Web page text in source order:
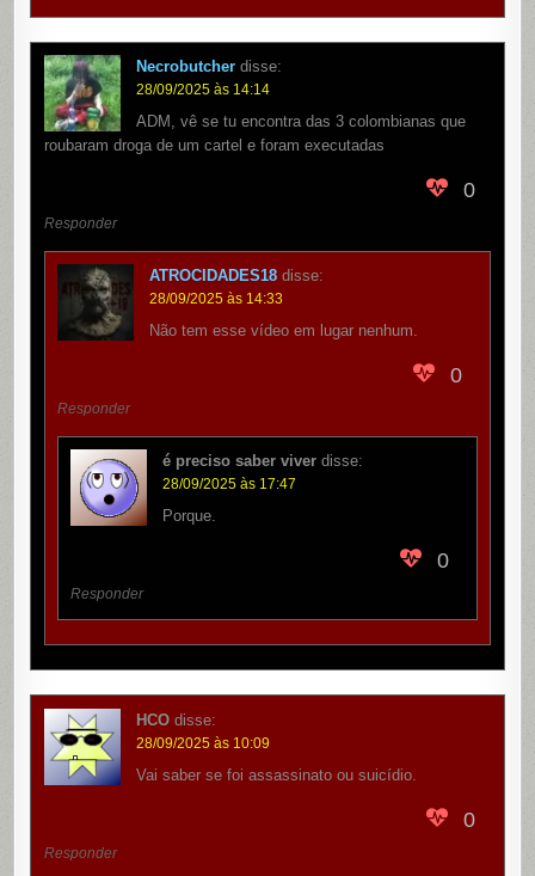
Necrobutcher disse:
28/09/2025 às 14:14
ADM, vê se tu encontra das 3 colombianas que
roubaram droga de um cartel e foram executadas
0
Responder
ATROCIDADES18 disse:
28/09/2025 às 14:33
Não tem esse vídeo em lugar nenhum.
0
Responder
é preciso saber viver disse:
28/09/2025 às 17:47
Porque.
0
Responder
HCO disse:
28/09/2025 às 10:09
Vai saber se foi assassinato ou suicídio.
0
Responder